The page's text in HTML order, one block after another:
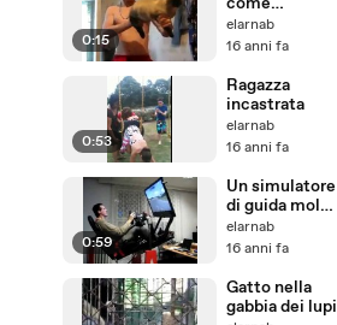
0:15
mitragliatrice
elarnab
16 anni fa
0:53
Ragazza
incastrata
elarnab
16 anni fa
0:59
Un simulatore
di guida molto
realistico
elarnab
16 anni fa
Gatto nella
gabbia dei lupi